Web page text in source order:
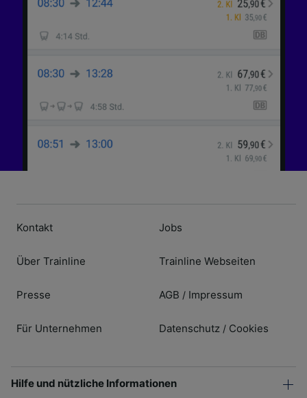
Kontakt
Über Trainline
Presse
Für Unternehmen
Jobs
Trainline Webseiten
AGB / Impressum
Datenschutz / Cookies
Hilfe und nützliche Informationen